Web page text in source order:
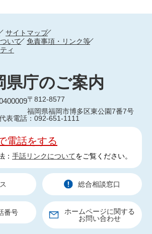
サイトマップ
いて
免責事項・リンク等
ィ
県庁のご案内
〒812-8577
福岡県福岡市博多区東公園7番7号
表電話：092-651-1111
電話をする
： 手話リンクについてをご覧ください。
総合相談窓口
番号
ホームページに関する
お問い合わせ